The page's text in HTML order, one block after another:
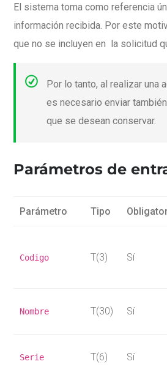
El sistema toma como referencia
información recibida. Por este
que no se incluyen en la solicitud
Por lo tanto, al realizar una
es necesario enviar
que se desean conservar.
Parámetros de
Parámetro Tipo
Codigo T(3) Sí
Nombre T(30) Sí
Serie T(6) Sí